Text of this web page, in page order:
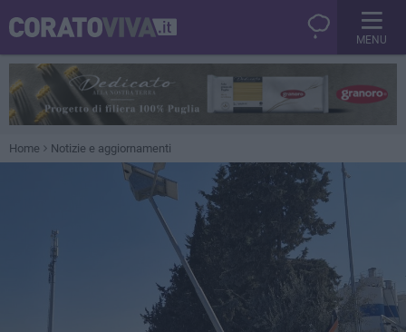
MENU
Home Notizie e aggiornamenti